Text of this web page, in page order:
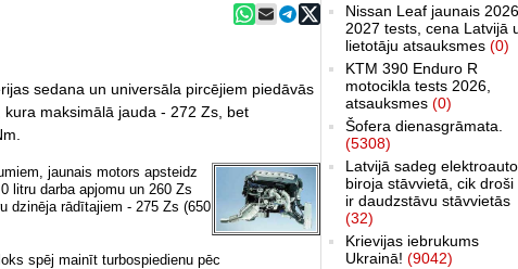
sedana un universāla pircējiem piedāvās
maksimālā jauda - 272 Zs, bet
jaunais motors apsteidz
litru darba apjomu un 260 Zs
dzinēja rādītajiem - 275 Zs (650
spēj mainīt turbospiedienu pēc
Nissan Leaf jaunais
2027 tests, cena Latvijā
lietotāju atsauksmes (0)
KTM 390 Enduro R
motocikla tests 2026,
atsauksmes (0)
Šofera dienasgrāmata.
(5308)
Latvijā sadeg elektroauto
biroja stāvvietā, cik droši
ir daudzstāvu stāvvietās
(32)
Krievijas iebrukums
Ukrainā! (9042)